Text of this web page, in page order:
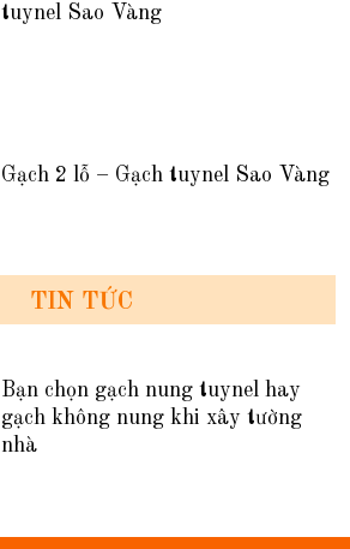
tuynel Sao Vàng
Gạch 2 lỗ – Gạch tuynel Sao Vàng
TIN TỨC
Bạn chọn gạch nung tuynel hay
gạch không nung khi xây tường
nhà